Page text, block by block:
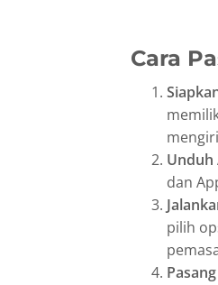
Cara
Unduh
dan
pilih